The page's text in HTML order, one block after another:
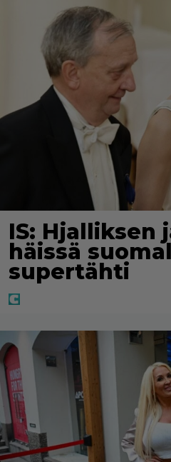
IS: Hjalliksen
häissä
supertähti